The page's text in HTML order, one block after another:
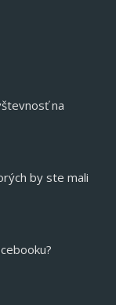
na
by ste mali